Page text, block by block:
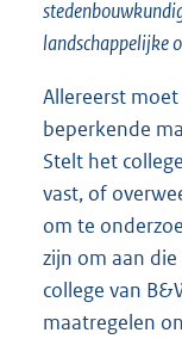
landschappelijke
Allereerst
beperkende
Stelt het
vast, of
om te
zijn om aan
college van
maatregelen